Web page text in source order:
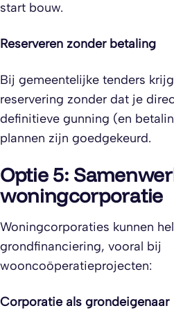
start bouw.
Reserveren zonder betaling
Bij gemeentelijke tenders
reservering zonder dat je
definitieve gunning (en
plannen zijn goedgekeurd.
Optie 5:
woningcorporatie
Woningcorporaties kunnen
grondfinanciering, vooral bij
wooncoöperatieprojecten:
Corporatie als grondeigenaar